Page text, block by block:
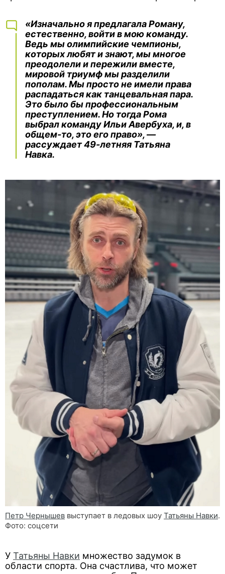
«Изначально я предлагала Роману,
естественно, войти в мою команду.
Ведь мы олимпийские чемпионы,
которых любят и знают, мы многое
преодолели и пережили вместе,
мировой триумф мы разделили
пополам. Мы просто не имели права
распадаться как танцевальная пара.
Это было бы профессиональным
преступлением. Но тогда Рома
выбрал команду Ильи Авербуха, и, в
общем-то, это его право», —
рассуждает 49-летняя Татьяна
Навка.
Петр Чернышев выступает в ледовых шоу Татьяны Навки.
Фото: соцсети
У Татьяны Навки множество задумок в
области спорта. Она счастлива, что может